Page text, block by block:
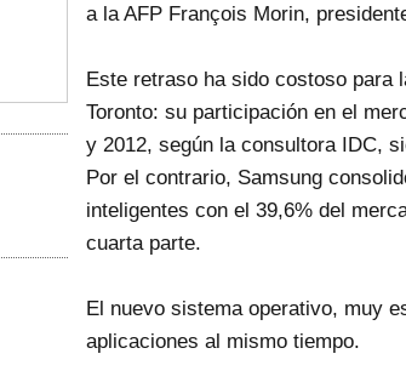
a la AFP François Morin,
Este retraso ha sido costoso para
Toronto: su participación en el
y 2012, según la consultora IDC,
Por el contrario, Samsung
inteligentes con el 39,6% del
cuarta parte.
El nuevo sistema operativo, muy
aplicaciones al mismo tiempo.